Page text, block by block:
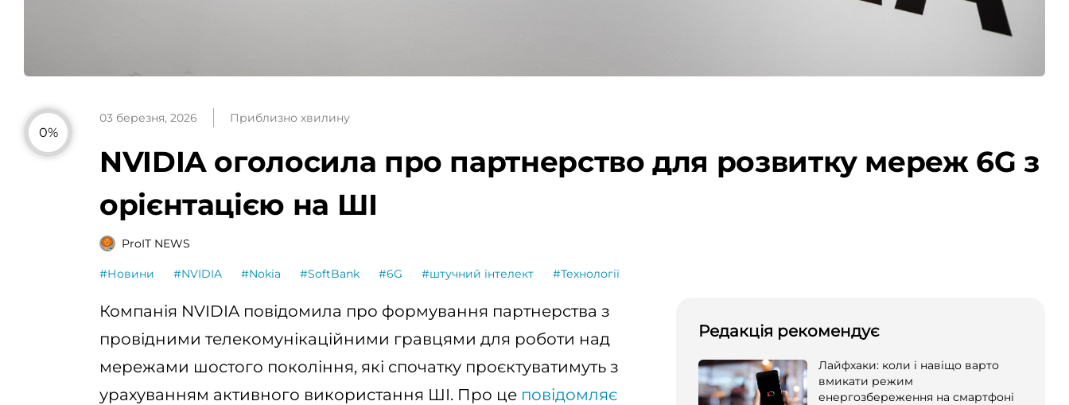
0%
03 березня, 2026 Приблизно хвилину
NVIDIA оголосила про партнерство для розвитку мереж 6G з
орієнтацією на ШІ
ProIT NEWS
#Новини #NVIDIA #Nokia #SoftBank #6G #штучний інтелект #Технології
Компанія NVIDIA повідомила про формування партнерства з
провідними телекомунікаційними гравцями для роботи над
мережами шостого покоління, які спочатку проєктуватимуть з
урахуванням активного використання ШІ. Про це повідомляє
Редакція рекомендує
Лайфхаки: коли і навіщо варто
вмикати режим
енергозбереження на смартфоні